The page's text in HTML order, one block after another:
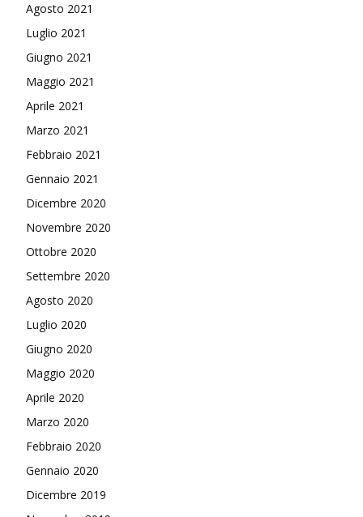
Agosto 2021
Luglio 2021
Giugno 2021
Maggio 2021
Aprile 2021
Marzo 2021
Febbraio 2021
Gennaio 2021
Dicembre 2020
Novembre 2020
Ottobre 2020
Settembre 2020
Agosto 2020
Luglio 2020
Giugno 2020
Maggio 2020
Aprile 2020
Marzo 2020
Febbraio 2020
Gennaio 2020
Dicembre 2019